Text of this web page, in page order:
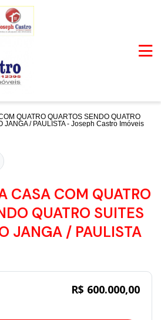
CASA COM QUATRO
QUATRO SUITES
JANGA / PAULISTA
R$ 600.000,00